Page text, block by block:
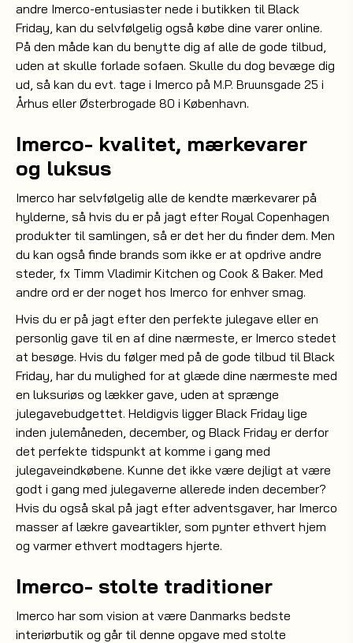
andre Imerco-entusiaster nede i butikken til Black
Friday, kan du selvfølgelig også købe dine varer online.
På den måde kan du benytte dig af alle de gode tilbud,
uden at skulle forlade sofaen. Skulle du dog bevæge dig
ud, så kan du evt. tage i Imerco på M.P. Bruunsgade 25 i
Århus eller Østerbrogade 80 i København.
Imerco- kvalitet, mærkevarer
og luksus
Imerco har selvfølgelig alle de kendte mærkevarer på
hylderne, så hvis du er på jagt efter Royal Copenhagen
produkter til samlingen, så er det her du finder dem. Men
du kan også finde brands som ikke er at opdrive andre
steder, fx Timm Vladimir Kitchen og Cook & Baker. Med
andre ord er der noget hos Imerco for enhver smag.
Hvis du er på jagt efter den perfekte julegave eller en
personlig gave til en af dine nærmeste, er Imerco stedet
at besøge. Hvis du følger med på de gode tilbud til Black
Friday, har du mulighed for at glæde dine nærmeste med
en luksuriøs og lækker gave, uden at sprænge
julegavebudgettet. Heldigvis ligger Black Friday lige
inden julemåneden, december, og Black Friday er derfor
det perfekte tidspunkt at komme i gang med
julegaveindkøbene. Kunne det ikke være dejligt at være
godt i gang med julegaverne allerede inden december?
Hvis du også skal på jagt efter adventsgaver, har Imerco
masser af lækre gaveartikler, som pynter ethvert hjem
og varmer ethvert modtagers hjerte.
Imerco- stolte traditioner
Imerco har som vision at være Danmarks bedste
interiørbutik og går til denne opgave med stolte